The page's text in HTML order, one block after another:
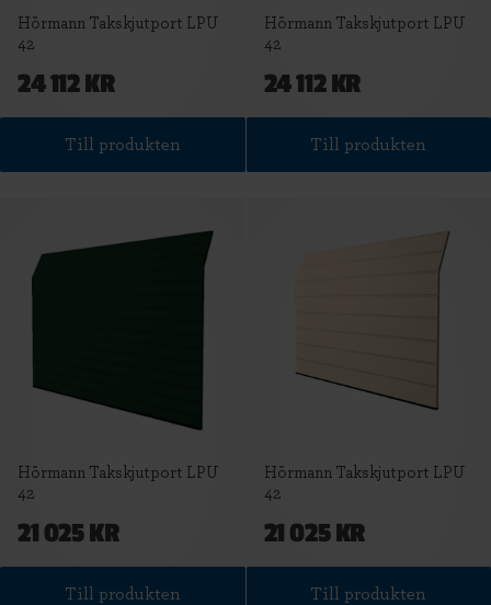
Hörmann Takskjutport LPU
42
24 112 KR
Till produkten
Hörmann Takskjutport LPU
42
24 112 KR
Till produkten
Hörmann Takskjutport LPU
42
21 025 KR
Till produkten
Hörmann Takskjutport LPU
42
21 025 KR
Till produkten